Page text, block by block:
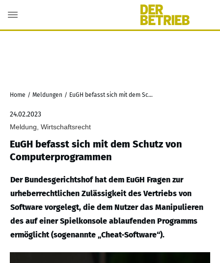
Home / Meldungen / EuGH befasst sich mit dem Schutz von Computerprogrammen
24.02.2023
Meldung, Wirtschaftsrecht
EuGH befasst sich mit dem Schutz von
Computerprogrammen
Der Bundesgerichtshof hat dem EuGH Fragen zur
urheberrechtlichen Zulässigkeit des Vertriebs von
Software vorgelegt, die dem Nutzer das Manipulieren
des auf einer Spielkonsole ablaufenden Programms
ermöglicht (sogenannte „Cheat-Software“).